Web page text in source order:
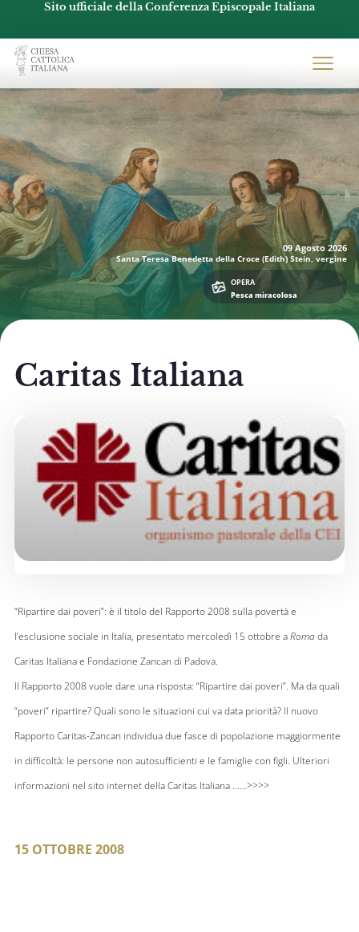
Sito ufficiale della Conferenza Episcopale Italiana
Chiesacattolica.it
09 Agosto 2026
Santa Teresa Benedetta della Croce (Edith) Stein, vergine
OPERA
Pesca miracolosa
Caritas Italiana
“Ripartire dai poveri”: è il titolo del Rapporto 2008 sulla povertà e
l’esclusione sociale in Italia, presentato mercoledì 15 ottobre aRomada
Caritas Italiana e Fondazione Zancan di Padova.
Il Rapporto 2008 vuole dare una risposta: “Ripartire dai poveri”. Ma da quali
“poveri” ripartire? Quali sono le situazioni cui va data priorità? Il nuovo
Rapporto Caritas-Zancan individua due fasce di popolazione maggiormente
in difficoltà: le persone non autosufficienti e le famiglie con figli. Ulteriori
informazioni nel sito internet della Caritas Italiana ……>>>>
15 OTTOBRE 2008